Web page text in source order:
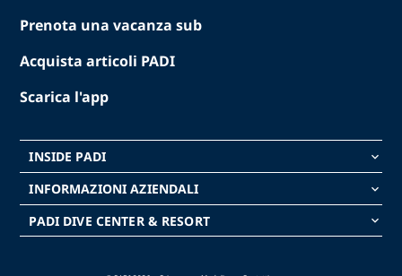
Prenota una vacanza sub
Acquista articoli PADI
Scarica l'app
INSIDE PADI keyboard_arrow_down
INFORMAZIONI AZIENDALI keyboard_arrow_down
PADI DIVE CENTER & RESORT keyboard_arrow_down